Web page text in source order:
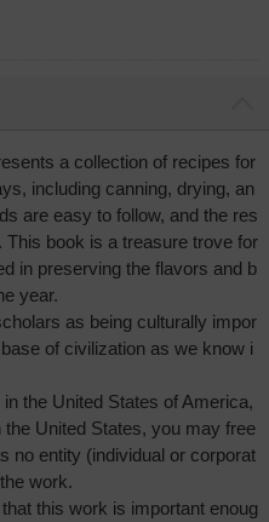
a collection of recipes for
including canning, drying, an
are easy to follow, and the res
This book is a treasure trove for
in preserving the flavors and b
year.
as being culturally impor
of civilization as we know i
the United States of America,
United States, you may free
no entity (individual or corporat
work.
this work is important enoug